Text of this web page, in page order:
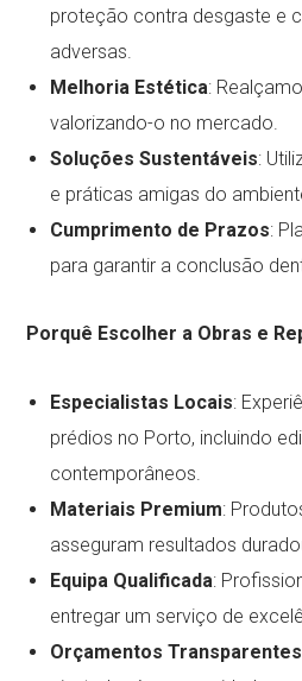
proteção contra desgaste e
adversas.
Melhoria Estética:
valorizando-o no mercado.
Soluções Sustentáveis:
e práticas amigas do
Cumprimento de Prazos:
para garantir a conclusão
Porquê Escolher a Obras e
Especialistas Locais:
prédios no Porto, incluindo
contemporâneos.
Materiais Premium:
asseguram resultados
Equipa Qualificada:
entregar um serviço de
Orçamentos Transparentes